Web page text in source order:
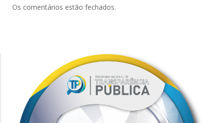
Os comentários estão fechados.